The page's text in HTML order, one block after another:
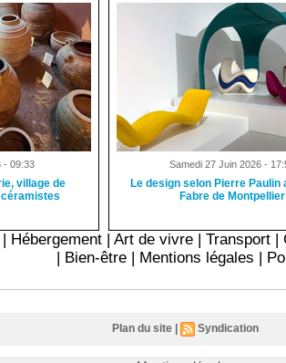
- 09:33
village de
Samedi 27 Juin 2026 -
Le design selon Pierre Paulin
Fabre de Montpellier
| Hébergement |Art de vivre |Transport |
| Bien-être | Mentions légales |
Plan du site | Syndication